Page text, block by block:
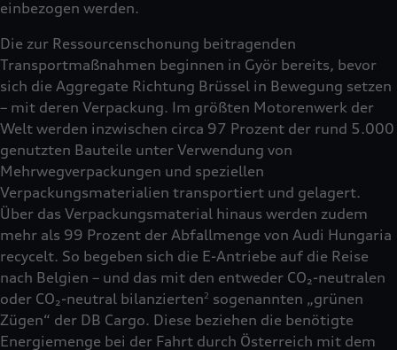
einbezogen werden.
Die zur Ressourcenschonung beitragenden
Transportmaßnahmen beginnen in Györ bereits, bevor
sich die Aggregate Richtung Brüssel in Bewegung setzen
– mit deren Verpackung. Im größten Motorenwerk der
Welt werden inzwischen circa 97 Prozent der rund 5.000
genutzten Bauteile unter Verwendung von
Mehrwegverpackungen und speziellen
Verpackungsmaterialien transportiert und gelagert.
Über das Verpackungsmaterial hinaus werden zudem
mehr als 99 Prozent der Abfallmenge von Audi Hungaria
recycelt. So begeben sich die E-Antriebe auf die Reise
nach Belgien – und das mit den entweder CO₂-neutralen
oder CO₂-neutral bilanzierten2 sogenannten „grünen
Zügen“ der DB Cargo. Diese beziehen die benötigte
Energiemenge bei der Fahrt durch Österreich mit dem